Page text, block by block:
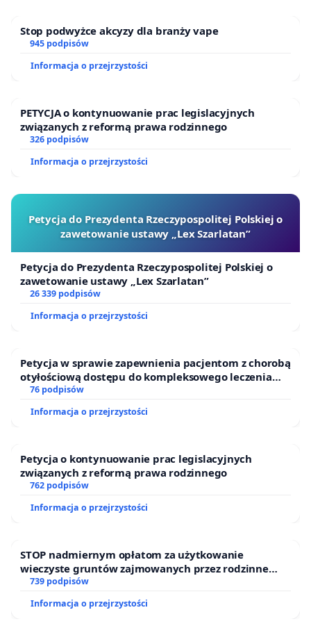
Stop podwyżce akcyzy dla branży vape
945 podpisów
Informacja o przejrzystości
PETYCJA o kontynuowanie prac legislacyjnych
związanych z reformą prawa rodzinnego
326 podpisów
Informacja o przejrzystości
Petycja do Prezydenta Rzeczypospolitej Polskiej o
zawetowanie ustawy „Lex Szarlatan”
Petycja do Prezydenta Rzeczypospolitej Polskiej o
zawetowanie ustawy „Lex Szarlatan”
26 339 podpisów
Informacja o przejrzystości
Petycja w sprawie zapewnienia pacjentom z chorobą
otyłościową dostępu do kompleksowego leczenia
oraz programów profilaktycznych.
76 podpisów
Informacja o przejrzystości
Petycja o kontynuowanie prac legislacyjnych
związanych z reformą prawa rodzinnego
762 podpisów
Informacja o przejrzystości
STOP nadmiernym opłatom za użytkowanie
wieczyste gruntów zajmowanych przez rodzinne
ogrody działkowe.
739 podpisów
Informacja o przejrzystości